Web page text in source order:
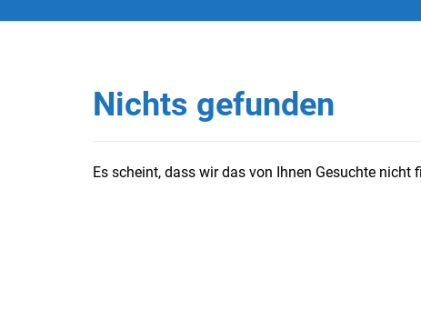
Nichts gefunden
Es scheint, dass wir das von Ihnen Gesuchte